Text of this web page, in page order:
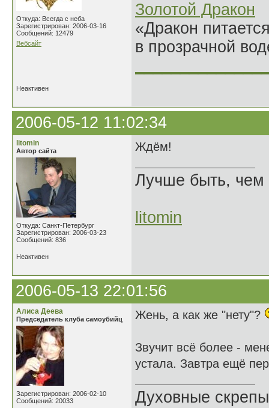
Откуда: Всегда с неба
Зарегистрирован: 2006-03-16
Сообщений: 12479
Вебсайт
Золотой Дракон
«Дракон
в прозрачной
Неактивен
2006-05-12 11:02:34
litomin
Автор сайта
Откуда: Санкт-Петербург
Зарегистрирован: 2006-03-23
Сообщений: 836
Ждём!
Лучше быть, чем
litomin
Неактивен
2006-05-13 22:01:56
Алиса Деева
Председатель клуба самоубийц
Зарегистрирован: 2006-02-10
Сообщений: 20033
Жень, а как же "нету"?
Звучит всё более -
устала. Завтра ещё
Духовные